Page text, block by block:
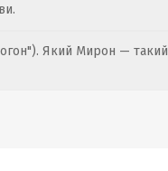
Який Мирон — такий